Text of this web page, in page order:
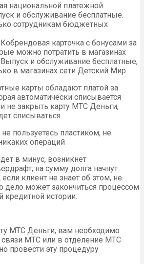
национальной платежной
и обслуживание бесплатные.
сотрудникам бюджетных
карточка с бонусами за
можно потратить в магазинах
и обслуживание бесплатные,
в магазинах сети Детский Мир.
карты обладают платой за
автоматически списывается
не закрыть карту МТС Деньги,
списываться
пользуетесь пластиком, не
операций
в минус, возникнет
на сумму долга начнут
клиент не знает об этом, не
дело может закончиться процессом
кредитной истории.
МТС Деньги, вам необходимо
связи МТС или в отделение МТС
провести эту процедуру